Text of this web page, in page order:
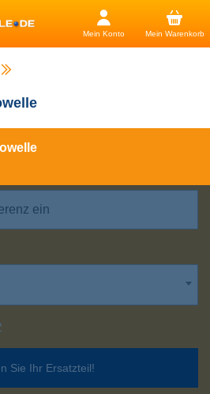
Mein Konto Mein Warenkorb
Sie Ihr Ersatzteil!